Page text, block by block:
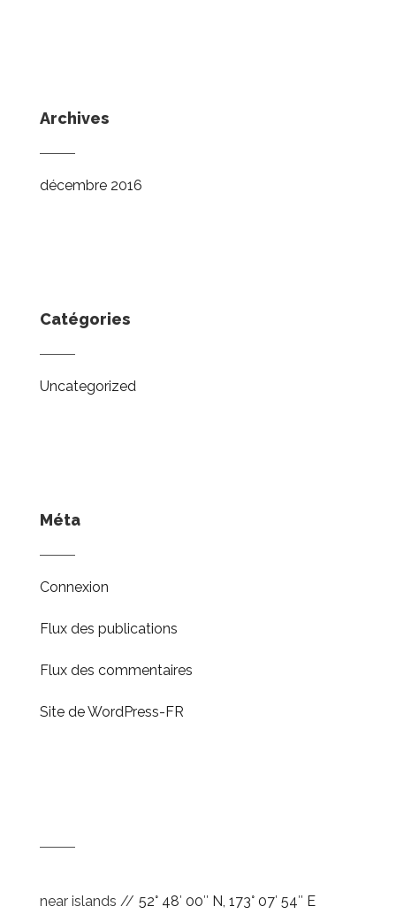
Archives
décembre 2016
Catégories
Uncategorized
Méta
Connexion
Flux des publications
Flux des commentaires
Site de WordPress-FR
near islands // 52° 48′ 00″ N, 173° 07′ 54″ E